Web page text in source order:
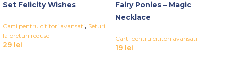
Set Felicity Wishes
Carti pentru cititori avansati, Seturi
la preturi reduse
29 lei
Fairy Ponies – Magic
Necklace
Carti pentru cititori avansati
19 lei